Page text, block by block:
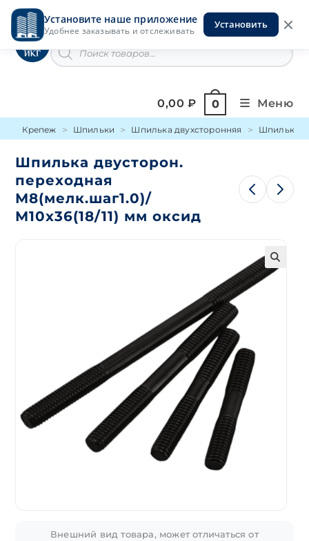
Установите наше приложение
Удобнее заказывать и отслеживать
Установить
Перейти
содержимомуИнструменты на Горской
товаров
0,00₽ 0 Меню
Крепеж Шпильки Шпилька двухсторонняя Шпилька
Шпилька двусторон.
переходная
М8(мелк.шаг1.0)/
М10х36(18/11) мм оксид
🔍
Внешний вид товара, может отличаться от